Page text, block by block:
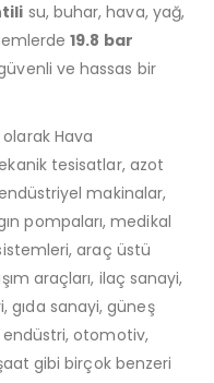
su, buhar, hava, yağ,
19.8 bar
ve hassas bir
Hava
tesisatlar, azot
makinalar,
pompaları, medikal
araç üstü
araçları, ilaç sanayi,
gıda sanayi, güneş
otomotiv,
gibi birçok benzeri